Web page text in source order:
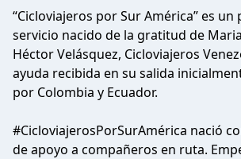
“Cicloviajeros por Sur América” es
servicio nacido de la gratitud de
Héctor Velásquez, Cicloviajeros
ayuda recibida en su salida
por Colombia y Ecuador.
#CicloviajerosPorSurAmérica nació
de apoyo a compañeros en ruta.